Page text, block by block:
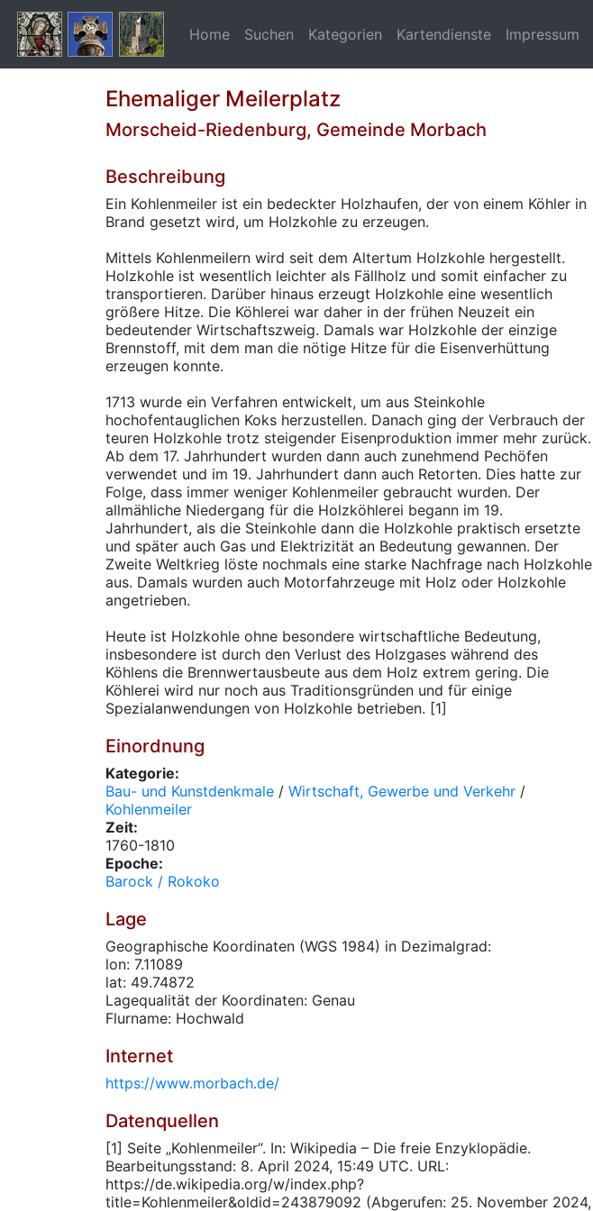
Home Suchen Kategorien Kartendienste Impressum
Ehemaliger Meilerplatz
Morscheid-Riedenburg, Gemeinde Morbach
Beschreibung
Ein Kohlenmeiler ist ein bedeckter Holzhaufen, der von einem Köhler in
Brand gesetzt wird, um Holzkohle zu erzeugen.
Mittels Kohlenmeilern wird seit dem Altertum Holzkohle hergestellt.
Holzkohle ist wesentlich leichter als Fällholz und somit einfacher zu
transportieren. Darüber hinaus erzeugt Holzkohle eine wesentlich
größere Hitze. Die Köhlerei war daher in der frühen Neuzeit ein
bedeutender Wirtschaftszweig. Damals war Holzkohle der einzige
Brennstoff, mit dem man die nötige Hitze für die Eisenverhüttung
erzeugen konnte.
1713 wurde ein Verfahren entwickelt, um aus Steinkohle
hochofentauglichen Koks herzustellen. Danach ging der Verbrauch der
teuren Holzkohle trotz steigender Eisenproduktion immer mehr zurück.
Ab dem 17. Jahrhundert wurden dann auch zunehmend Pechöfen
verwendet und im 19. Jahrhundert dann auch Retorten. Dies hatte zur
Folge, dass immer weniger Kohlenmeiler gebraucht wurden. Der
allmähliche Niedergang für die Holzköhlerei begann im 19.
Jahrhundert, als die Steinkohle dann die Holzkohle praktisch ersetzte
und später auch Gas und Elektrizität an Bedeutung gewannen. Der
Zweite Weltkrieg löste nochmals eine starke Nachfrage nach Holzkohle
aus. Damals wurden auch Motorfahrzeuge mit Holz oder Holzkohle
angetrieben.
Heute ist Holzkohle ohne besondere wirtschaftliche Bedeutung,
insbesondere ist durch den Verlust des Holzgases während des
Köhlens die Brennwertausbeute aus dem Holz extrem gering. Die
Köhlerei wird nur noch aus Traditionsgründen und für einige
Spezialanwendungen von Holzkohle betrieben. [1]
Einordnung
Kategorie:
Bau- und Kunstdenkmale / Wirtschaft, Gewerbe und Verkehr /
Kohlenmeiler
Zeit:
1760-1810
Epoche:
Barock / Rokoko
Lage
Geographische Koordinaten (WGS 1984) in Dezimalgrad:
lon: 7.11089
lat: 49.74872
Lagequalität der Koordinaten: Genau
Flurname: Hochwald
Internet
https://www.morbach.de/
Datenquellen
[1] Seite „Kohlenmeiler“. In: Wikipedia – Die freie Enzyklopädie.
Bearbeitungsstand: 8. April 2024, 15:49 UTC. URL:
https://de.wikipedia.org/w/index.php?
title=Kohlenmeiler&oldid=243879092 (Abgerufen: 25. November 2024,